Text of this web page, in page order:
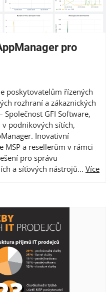
pro
poskytovatelům řízených
rozhraní a zákaznických
Společnost GFI Software,
podnikových sítích,
Inovativní
a resellerům v rámci
pro správu
a síťových nástrojů... Více